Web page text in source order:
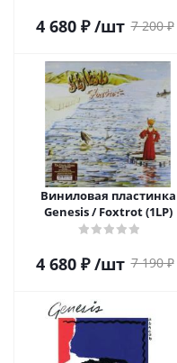
4 680₽ /шт 7 200₽
Виниловая пластинка
Genesis / Foxtrot (1LP)
4 680₽ /шт 7 190₽